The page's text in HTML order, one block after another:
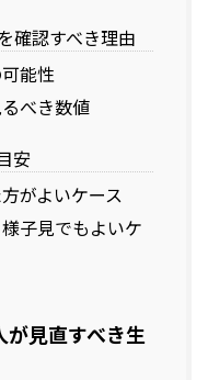
確認すべき理由
能性
べき数値
安
がよいケース
子見でもよいケ
見直すべき生